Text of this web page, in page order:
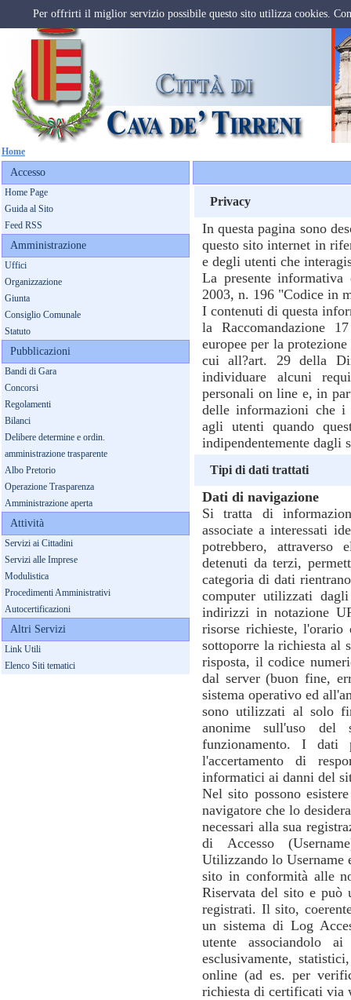
Home
Accesso
Home Page
Guida al Sito
Feed RSS
Amministrazione
Uffici
Organizzazione
Giunta
Consiglio Comunale
Statuto
Pubblicazioni
Bandi di Gara
Concorsi
Regolamenti
Bilanci
Delibere determine e ordin.
amministrazione trasparente
Albo Pretorio
Operazione Trasparenza
Amministrazione aperta
Attività
Servizi ai Cittadini
Servizi alle Imprese
Modulistica
Procedimenti Amministrativi
Autocertificazioni
Altri Servizi
Link Utili
Elenco Siti tematici
Privacy
In questa pagina sono
questo sito internet in
e degli utenti che
La presente
2003, n. 196 "Codice in
I contenuti di questa
la Raccomandazione
europee per la
cui all?art. 29 della
individuare alcuni
personali on line e, in
delle informazioni che
agli utenti quando
indipendentemente dagli
Tipi di dati trattati
Dati di navigazione
Si tratta di
associate a interessati
potrebbero, attraverso
detenuti da terzi,
categoria di dati
computer utilizzati
indirizzi in notazione
risorse richieste,
sottoporre la richiesta al
risposta, il codice
dal server (buon fine,
sistema operativo ed
sono utilizzati al solo
anonime sull'uso
funzionamento. I dati
l'accertamento di
informatici ai danni del
Nel sito possono
navigatore che lo
necessari alla sua
di Accesso
Utilizzando lo Username
sito in conformità alle
Riservata del sito e
registrati. Il sito,
un sistema di Log
utente associandolo
esclusivamente,
online (ad es. per
richiesta di certificati via
Per offrirti il miglior servizio possibile questo sito utilizza cookies.